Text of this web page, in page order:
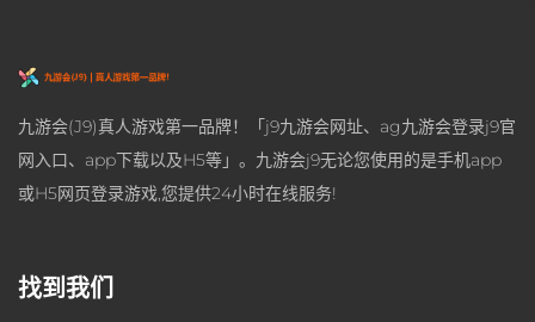
九游会(J9)真人游戏第一品牌！「j9九游会网址、ag九游会登录j9官
网入口、app下载以及H5等」。九游会j9无论您使用的是手机app
或H5网页登录游戏,您提供24小时在线服务!
找到我们